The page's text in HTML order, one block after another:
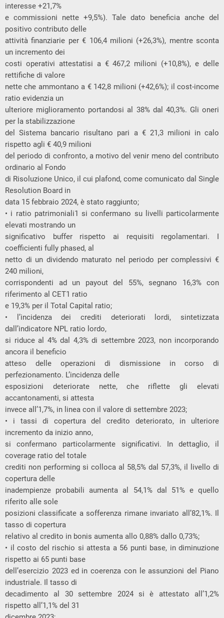
interesse +21,7%
e commissioni nette +9,5%). Tale dato beneficia anche del
positivo contributo delle
attività finanziarie per € 106,4 milioni (+26,3%), mentre sconta
un incremento dei
costi operativi attestatisi a € 467,2 milioni (+10,8%), e delle
rettifiche di valore
nette che ammontano a € 142,8 milioni (+42,6%); il cost-income
ratio evidenzia un
ulteriore miglioramento portandosi al 38% dal 40,3%. Gli oneri
per la stabilizzazione
del Sistema bancario risultano pari a € 21,3 milioni in calo
rispetto agli € 40,9 milioni
del periodo di confronto, a motivo del venir meno del contributo
ordinario al Fondo
di Risoluzione Unico, il cui plafond, come comunicato dal Single
Resolution Board in
data 15 febbraio 2024, è stato raggiunto;
• i ratio patrimoniali1 si confermano su livelli particolarmente
elevati mostrando un
significativo buffer rispetto ai requisiti regolamentari. I
coefficienti fully phased, al
netto di un dividendo maturato nel periodo per complessivi €
240 milioni,
corrispondenti ad un payout del 55%, segnano 16,3% con
riferimento al CET1 ratio
e 19,3% per il Total Capital ratio;
• l’incidenza dei crediti deteriorati lordi, sintetizzata
dall’indicatore NPL ratio lordo,
si riduce al 4% dal 4,3% di settembre 2023, non incorporando
ancora il beneficio
atteso delle operazioni di dismissione in corso di
perfezionamento. L’incidenza delle
esposizioni deteriorate nette, che riflette gli elevati
accantonamenti, si attesta
invece all’1,7%, in linea con il valore di settembre 2023;
• i tassi di copertura del credito deteriorato, in ulteriore
incremento da inizio anno,
si confermano particolarmente significativi. In dettaglio, il
coverage ratio del totale
crediti non performing si colloca al 58,5% dal 57,3%, il livello di
copertura delle
inadempienze probabili aumenta al 54,1% dal 51% e quello
riferito alle sole
posizioni classificate a sofferenza rimane invariato all’82,1%. Il
tasso di copertura
relativo al credito in bonis aumenta allo 0,88% dallo 0,73%;
• il costo del rischio si attesta a 56 punti base, in diminuzione
rispetto ai 65 punti base
dell’esercizio 2023 ed in coerenza con le assunzioni del Piano
industriale. Il tasso di
decadimento al 30 settembre 2024 si è attestato all’1,2%
rispetto all’1,1% del 31